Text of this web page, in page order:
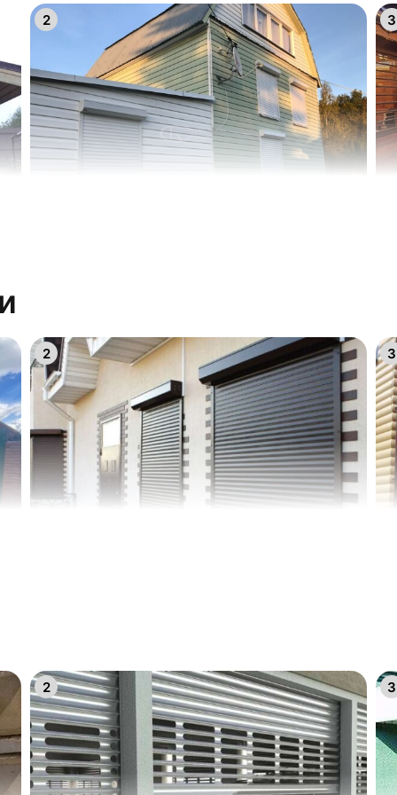
17
14
17
11
14
17
11
14
2 3
2 3
2 3